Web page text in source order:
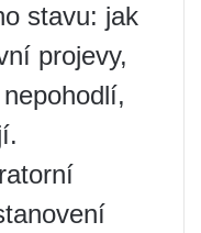
stavu: jak
projevy,